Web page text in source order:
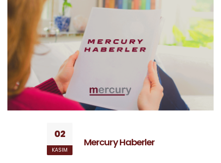
02
KASIM
Mercury Haberler